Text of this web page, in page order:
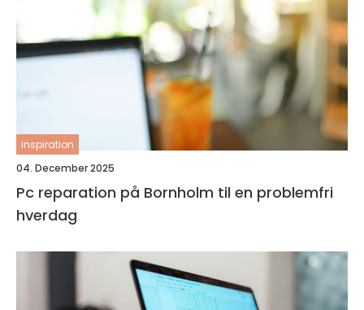
inspiration
04. December 2025
Pc reparation på Bornholm til en problemfri
hverdag